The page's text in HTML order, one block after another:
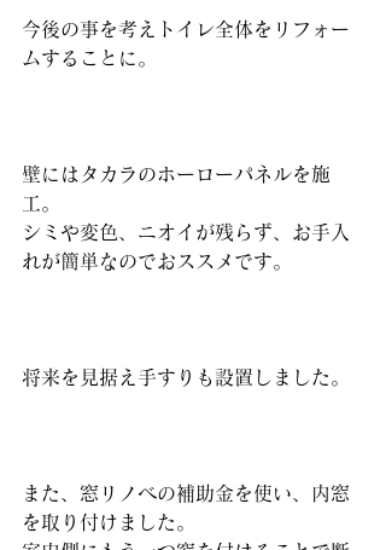
今後の事を考えトイレ全体をリフォー
ムすることに。
壁にはタカラのホーローパネルを施
工。
シミや変色、ニオイが残らず、お手入
れが簡単なのでおススメです。
将来を見据え手すりも設置しました。
また、窓リノベの補助金を使い、内窓
を取り付けました。